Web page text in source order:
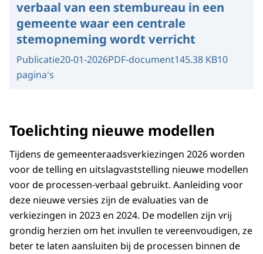
verbaal van een stembureau in een
gemeente waar een centrale
stemopneming wordt verricht
Publicatie20-01-2026PDF-document145.38 KB10
pagina's
Toelichting nieuwe modellen
Tijdens de gemeenteraadsverkiezingen 2026 worden
voor de telling en uitslagvaststelling nieuwe modellen
voor de processen-verbaal gebruikt. Aanleiding voor
deze nieuwe versies zijn de evaluaties van de
verkiezingen in 2023 en 2024. De modellen zijn vrij
grondig herzien om het invullen te vereenvoudigen, ze
beter te laten aansluiten bij de processen binnen de